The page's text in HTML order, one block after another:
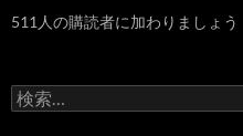
レ
511人の購読者に加わりましょう
検
索: